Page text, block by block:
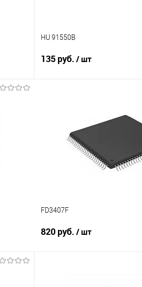
HU 91550B
135 руб. / шт
В избранное
FD3407F
820 руб. / шт